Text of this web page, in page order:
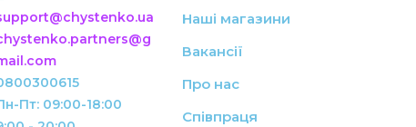
Наші магазини
Вакансії
Про нас
Співпраця